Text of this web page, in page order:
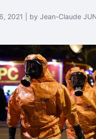
2021 | by Jean-Claude